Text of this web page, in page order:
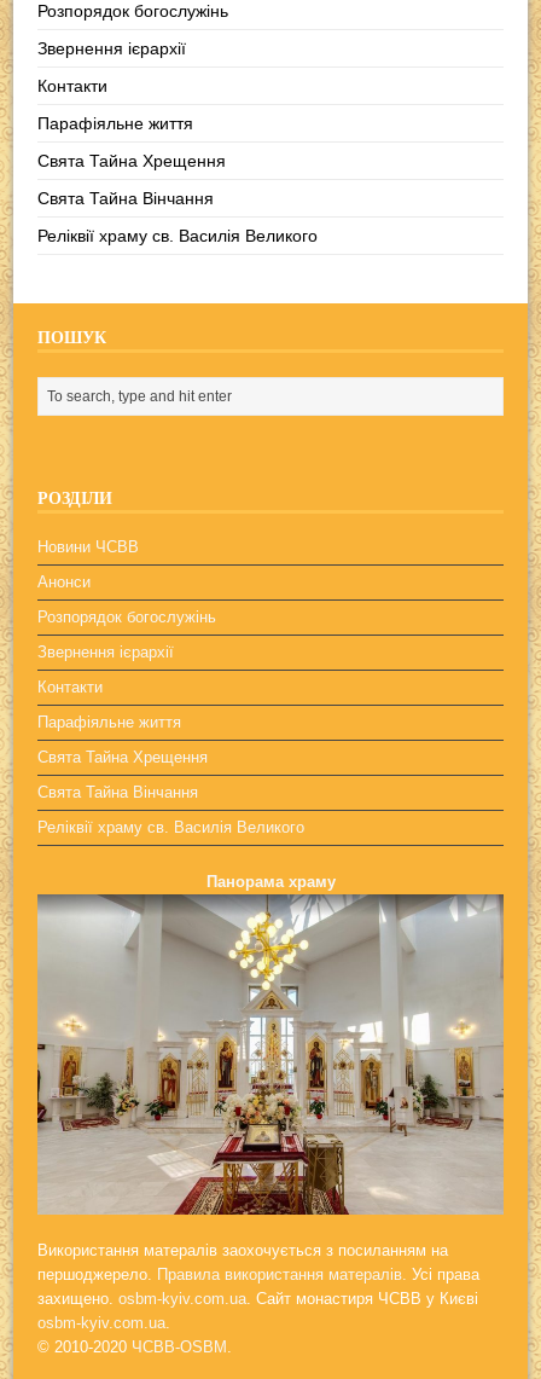
Розпорядок богослужінь
Звернення ієрархії
Контакти
Парафіяльне життя
Свята Тайна Хрещення
Свята Тайна Вінчання
Реліквії храму св. Василія Великого
ПОШУК
РОЗДІЛИ
Новини ЧСВВ
Анонси
Розпорядок богослужінь
Звернення ієрархії
Контакти
Парафіяльне життя
Свята Тайна Хрещення
Свята Тайна Вінчання
Реліквії храму св. Василія Великого
Панорама храму
Використання матералів заохочується з посиланням на
першоджерело. Правила використання матералів. Усі права
захищено.osbm-kyiv.com.ua. Сайт монастиря ЧСВВ у Києві
osbm-kyiv.com.ua.
© 2010-2020 ЧСВВ-OSBM .